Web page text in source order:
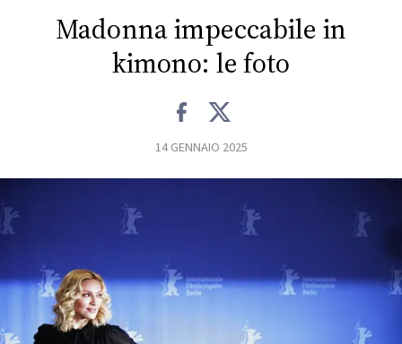
RADIO
CONCORSI
Madonna impeccabile in
kimono: le foto
14 GENNAIO 2025